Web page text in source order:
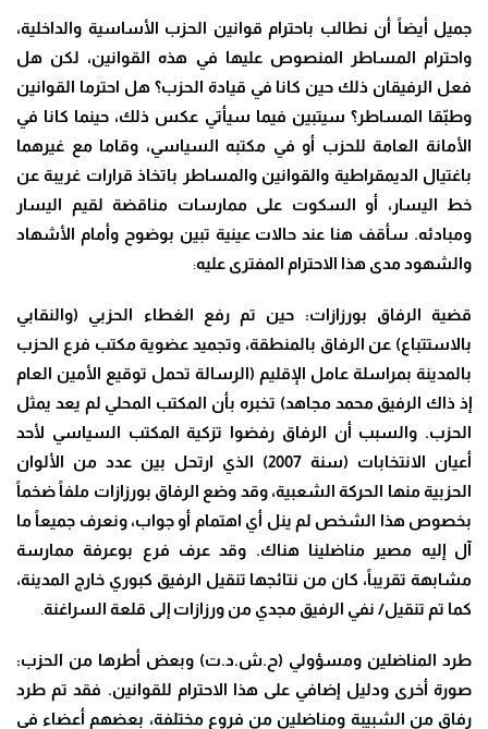
جميل أيضاً أن نطالب باحترام قوانين الحزب الأساسية والداخلية،
واحترام المساطر المنصوص عليها في هذه القوانين، لكن هل
فعل الرفيقان ذلك حين كانا في قيادة الحزب؟ هل احترما القوانين
وطبّقا المساطر؟ سيتبين فيما سيأتي عكس ذلك، حينما كانا في
الأمانة العامة للحزب أو في مكتبه السياسي، وقاما مع غيرهما
باغتيال الديمقراطية والقوانين والمساطر باتخاذ قرارات غريبة عن
خط اليسار، أو السكوت على ممارسات مناقضة لقيم اليسار
ومبادئه. سأقف هنا عند حالات عينية تبين بوضوح وأمام الأشهاد
والشهود مدى هذا الاحترام المفترى عليه:
قضية الرفاق بورزازات: حين تم رفع الغطاء الحزبي (والنقابي
بالاستتباع) عن الرفاق بالمنطقة، وتجميد عضوية مكتب فرع الحزب
بالمدينة بمراسلة عامل الإقليم (الرسالة تحمل توقيع الأمين العام
إذ ذاك الرفيق محمد مجاهد) تخبره بأن المكتب المحلي لم يعد يمثل
الحزب. والسبب أن الرفاق رفضوا تزكية المكتب السياسي لأحد
أعيان الانتخابات (سنة 2007) الذي ارتحل بين عدد من الألوان
الحزبية منها الحركة الشعبية، وقد وضع الرفاق بورزازات ملفاً ضخماً
بخصوص هذا الشخص لم ينل أي اهتمام أو جواب، ونعرف جميعاً ما
آل إليه مصير مناضلينا هناك. وقد عرف فرع بوعرفة ممارسة
مشابهة تقريباً، كان من نتائجها تنقيل الرفيق كبوري خارج المدينة،
كما تم تنقيل/ نفي الرفيق مجدي من ورزازات إلى قلعة السراغنة
طرد المناضلين ومسؤولي (ح.ش.د.ت) وبعض أطرها من الحزب:
صورة أخرى ودليل إضافي على هذا الاحترام للقوانين. فقد تم طرد
رفاق من الشبيبة ومناضلين من فروع مختلفة، بعضهم أعضاء في